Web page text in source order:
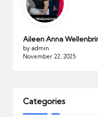
Aileen Anna
by admin
November 22, 2025
Categories